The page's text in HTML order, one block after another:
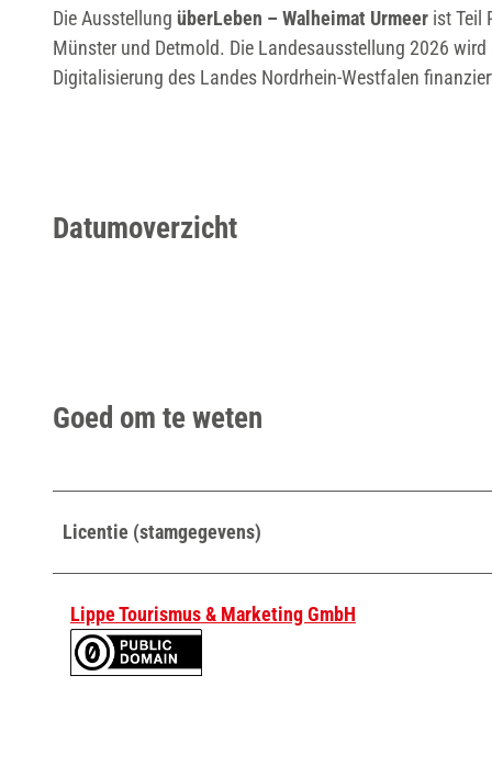
Die Ausstellung überLeben – Walheimat Urmeer ist Teil
Münster und Detmold. Die Landesausstellung 2026
Digitalisierung des Landes Nordrhein-Westfalen
Datumoverzicht
Goed om te weten
Licentie (stamgegevens)
Lippe Tourismus & Marketing GmbH